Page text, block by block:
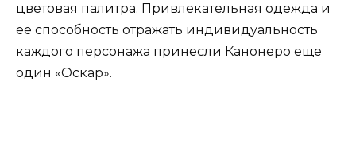
цветовая палитра. Привлекательная одежда и
ее способность отражать индивидуальность
каждого персонажа принесли Канонеро еще
один «Оскар».